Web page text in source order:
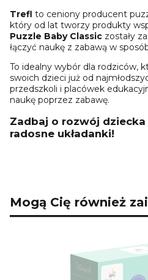
Trefl to ceniony producent
który od lat tworzy produkty
Puzzle Baby Classic zostały
łączyć naukę z zabawą w
To idealny wybór dla rodziców,
swoich dzieci już od
przedszkoli i placówek
naukę poprzez zabawę.
Zadbaj o rozwój
radosne układanki!
Mogą Cię również